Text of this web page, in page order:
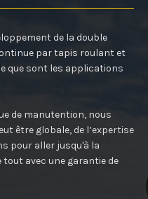
de la double
par tapis roulant et
que sont les applications
de manutention, nous
être globale, de l’expertise
pour aller jusqu'à la
avec une garantie de